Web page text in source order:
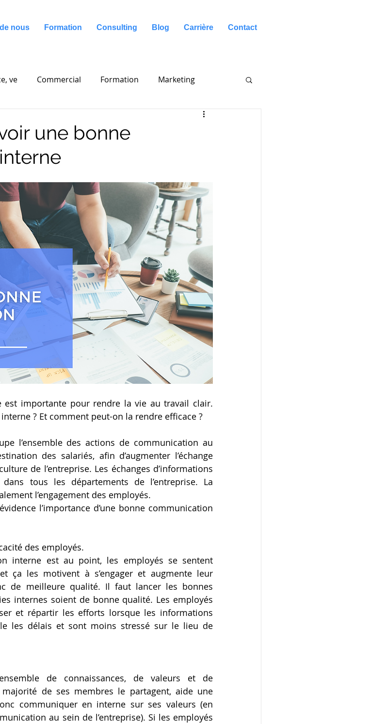
nous Formation Consulting Blog Carrière Contact
ve Commercial Formation Marketing
une bonne
est importante pour rendre la vie au travail clair.
? Et comment peut-on la rendre efficace ?
l’ensemble des actions de communication au
des salariés, afin d’augmenter l’échange
de l’entreprise. Les échanges d’informations
tous les départements de l’entreprise. La
l’engagement des employés.
l’importance d’une bonne communication
des employés.
interne est au point, les employés se sentent
ça les motivent à s’engager et augmente leur
de meilleure qualité. Il faut lancer les bonnes
internes soient de bonne qualité. Les employés
et répartir les efforts lorsque les informations
les délais et sont moins stressé sur le lieu de
de connaissances, de valeurs et de
de ses membres le partagent, aide une
communiquer en interne sur ses valeurs (en
au sein de l’entreprise). Si les employés